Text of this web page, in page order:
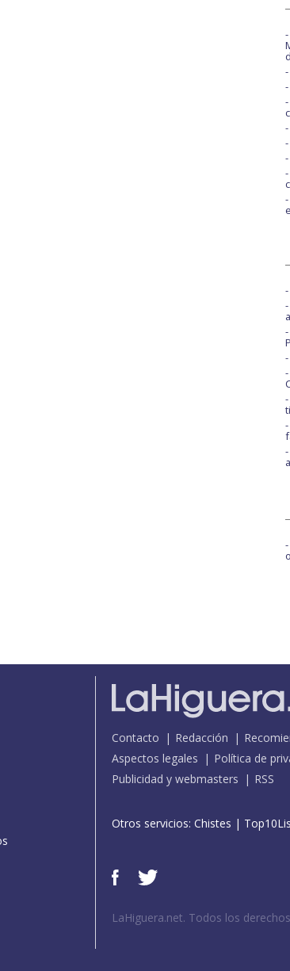
Contacto Redacción
Aspectos legales
Política de
Publicidad y webmasters
RSS
Otros servicios: Chistes |
LaHiguera.net. Todos los